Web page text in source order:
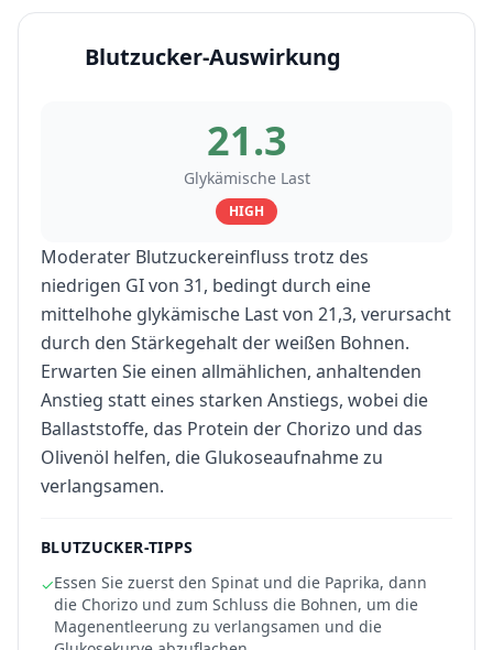
Blutzucker-Auswirkung
21.3
Glykämische Last
HIGH
Moderater Blutzuckereinfluss trotz des
niedrigen GI von 31, bedingt durch eine
mittelhohe glykämische Last von 21,3, verursacht
durch den Stärkegehalt der weißen Bohnen.
Erwarten Sie einen allmählichen, anhaltenden
Anstieg statt eines starken Anstiegs, wobei die
Ballaststoffe, das Protein der Chorizo und das
Olivenöl helfen, die Glukoseaufnahme zu
verlangsamen.
BLUTZUCKER-TIPPS
✓Essen Sie zuerst den Spinat und die Paprika, dann
die Chorizo und zum Schluss die Bohnen, um die
Magenentleerung zu verlangsamen und die